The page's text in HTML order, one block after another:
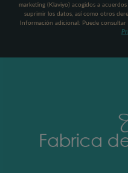
marketing (Klaviyo) acogidos a
suprimir los datos, así como otros
Información adicional: Puede